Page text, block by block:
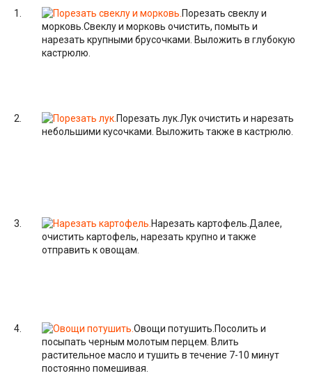
Порезать свеклу и
морковь. Свеклу и морковь очистить, помыть и
нарезать крупными брусочками. Выложить в глубокую
кастрюлю.
Порезать лук. Лук очистить и нарезать
небольшими кусочками. Выложить также в кастрюлю.
Нарезать картофель. Далее,
очистить картофель, нарезать крупно и также
отправить к овощам.
Овощи потушить.Посолить и
посыпать черным молотым перцем. Влить
растительное масло и тушить в течение 7-10 минут
постоянно помешивая.